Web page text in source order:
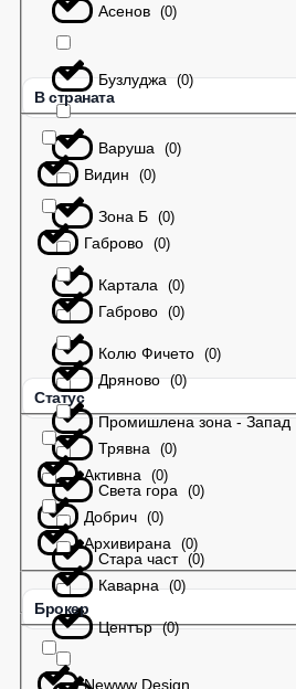
Асенов (0)
Бузлуджа (0)
Варуша (0)
Зона Б (0)
Картала (0)
Колю Фичето (0)
Промишлена зона - Запад
Света гора (0)
Стара част (0)
Център (0)
В страната
Видин (0)
Габрово (0)
Габрово (0)
Дряново (0)
Трявна (0)
Добрич (0)
Каварна (0)
Статус
Активна (0)
Архивирана (0)
Брокер
Newww Design